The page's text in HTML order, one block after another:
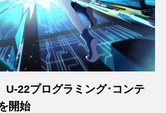
U-22プログラミング･コンテ
開始